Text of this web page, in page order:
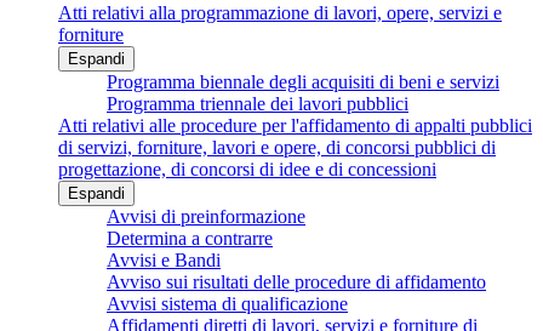
Atti relativi alla programmazione di lavori, opere, servizi e
forniture
Espandi
Programma biennale degli acquisiti di beni e servizi
Programma triennale dei lavori pubblici
Atti relativi alle procedure per l'affidamento di appalti pubblici
di servizi, forniture, lavori e opere, di concorsi pubblici di
progettazione, di concorsi di idee e di concessioni
Espandi
Avvisi di preinformazione
Determina a contrarre
Avvisi e Bandi
Avviso sui risultati delle procedure di affidamento
Avvisi sistema di qualificazione
Affidamenti diretti di lavori, servizi e forniture di